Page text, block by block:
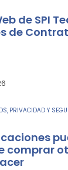
de SPI
de
PRIVACIDAD Y
comprar